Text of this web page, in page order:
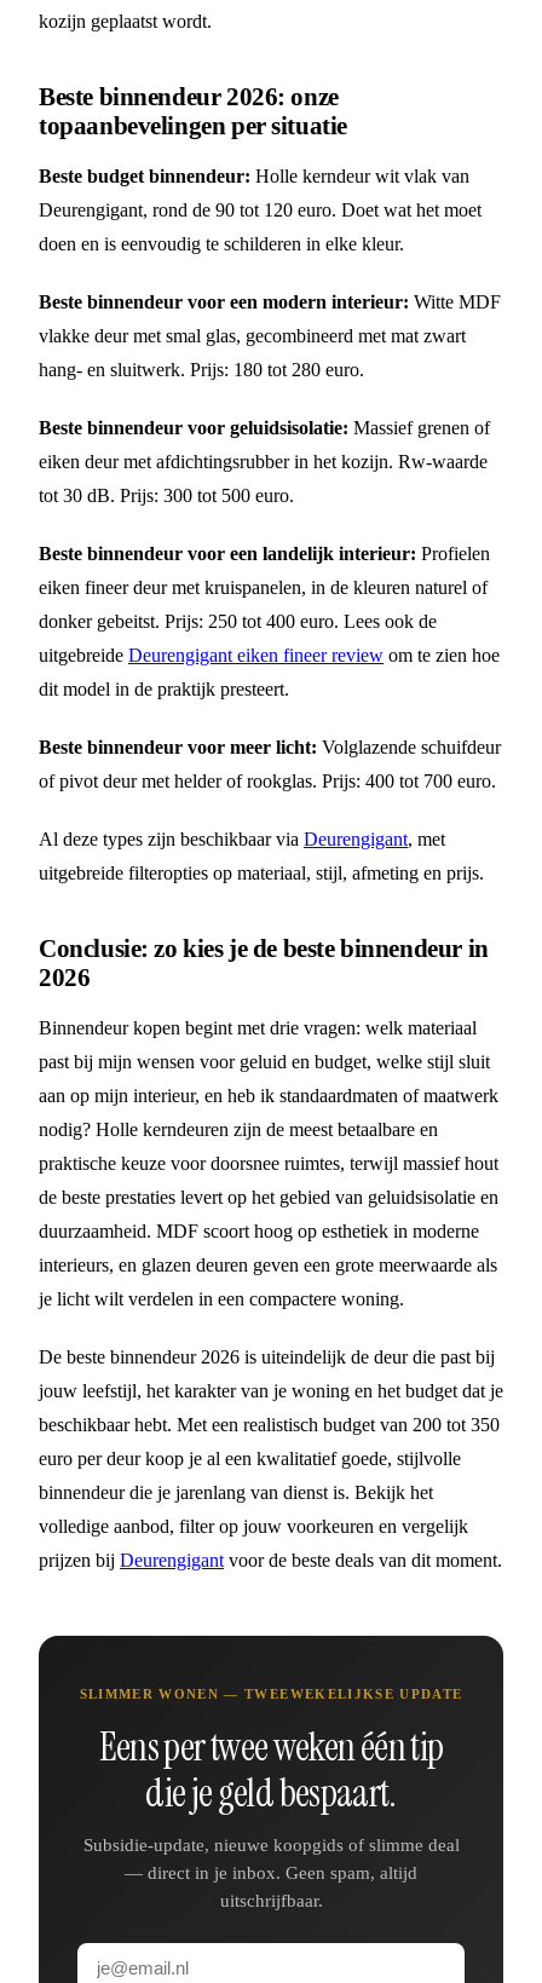
kozijn geplaatst wordt.
Beste binnendeur 2026: onze
topaanbevelingen per situatie
Beste budget binnendeur: Holle kerndeur wit vlak van
Deurengigant, rond de 90 tot 120 euro. Doet wat het moet
doen en is eenvoudig te schilderen in elke kleur.
Beste binnendeur voor een modern interieur: Witte MDF
vlakke deur met smal glas, gecombineerd met mat zwart
hang- en sluitwerk. Prijs: 180 tot 280 euro.
Beste binnendeur voor geluidsisolatie: Massief grenen of
eiken deur met afdichtingsrubber in het kozijn. Rw-waarde
tot 30 dB. Prijs: 300 tot 500 euro.
Beste binnendeur voor een landelijk interieur: Profielen
eiken fineer deur met kruispanelen, in de kleuren naturel of
donker gebeitst. Prijs: 250 tot 400 euro. Lees ook de
uitgebreide Deurengigant eiken fineer review om te zien hoe
dit model in de praktijk presteert.
Beste binnendeur voor meer licht: Volglazende schuifdeur
of pivot deur met helder of rookglas. Prijs: 400 tot 700 euro.
Al deze types zijn beschikbaar via Deurengigant, met
uitgebreide filteropties op materiaal, stijl, afmeting en prijs.
Conclusie: zo kies je de beste binnendeur in
2026
Binnendeur kopen begint met drie vragen: welk materiaal
past bij mijn wensen voor geluid en budget, welke stijl sluit
aan op mijn interieur, en heb ik standaardmaten of maatwerk
nodig? Holle kerndeuren zijn de meest betaalbare en
praktische keuze voor doorsnee ruimtes, terwijl massief hout
de beste prestaties levert op het gebied van geluidsisolatie en
duurzaamheid. MDF scoort hoog op esthetiek in moderne
interieurs, en glazen deuren geven een grote meerwaarde als
je licht wilt verdelen in een compactere woning.
De beste binnendeur 2026 is uiteindelijk de deur die past bij
jouw leefstijl, het karakter van je woning en het budget dat je
beschikbaar hebt. Met een realistisch budget van 200 tot 350
euro per deur koop je al een kwalitatief goede, stijlvolle
binnendeur die je jarenlang van dienst is. Bekijk het
volledige aanbod, filter op jouw voorkeuren en vergelijk
prijzen bij Deurengigant voor de beste deals van dit moment.
SLIMMER WONEN — TWEEWEKELIJKSE UPDATE
Eens per twee weken één tip
die je geld bespaart.
Subsidie-update, nieuwe koopgids of slimme deal
— direct in je inbox. Geen spam, altijd
uitschrijfbaar.